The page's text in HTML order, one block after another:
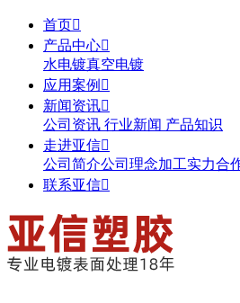
首页
产品中心
水电镀真空电镀
应用案例 
新闻资讯
公司资讯 行业新闻 产品知识
走进亚信
公司简介公司理念加工实力合
联系亚信